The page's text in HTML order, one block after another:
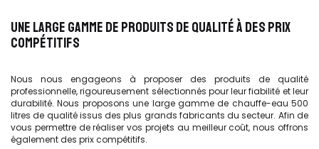
UNE LARGE GAMME DE PRODUITS DE QUALITÉ À DES PRIX
COMPÉTITIFS
Nous nous engageons à proposer des produits de qualité
professionnelle, rigoureusement sélectionnés pour leur fiabilité et leur
durabilité. Nous proposons une large gamme de chauffe-eau 500
litres de qualité issus des plus grands fabricants du secteur. Afin de
vous permettre de réaliser vos projets au meilleur coût, nous offrons
également des prix compétitifs.